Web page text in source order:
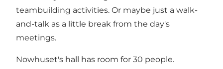
teambuilding activities. Or maybe just a walk-
and-talk as a little break from the day's
meetings.
Nowhuset's hall has room for 30 people.